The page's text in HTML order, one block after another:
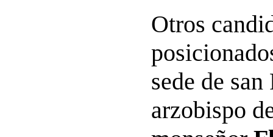
Otros
sede de
arzobispo